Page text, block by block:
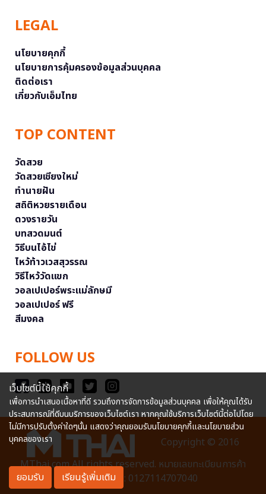
LEGAL
นโยบายคุกกี้
นโยบายการคุ้มครองข้อมูลส่วนบุคคล
ติดต่อเรา
เกี่ยวกับเอ็มไทย
TOP CONTENT
วัดสวย
วัดสวยเชียงใหม่
ทำนายฝัน
สถิติหวยรายเดือน
ดวงรายวัน
บทสวดมนต์
วิธีบนไอ้ไข่
ไหว้ท้าวเวสสุวรรณ
วิธีไหว้วัดแขก
วอลเปเปอร์พระแม่ลักษมี
วอลเปเปอร์ ฟรี
สีมงคล
FOLLOW US
Copyright © 2016
MThai.com All rights reserved. หมายเลขทะเบียนการค้า
อิเล็กทรอนิกส์ : 0127114707040
เว็บไซต์นี้ใช้คุกกี้
เพื่อการนำเสนอเนื้อหาที่ดี รวมถึงการจัดการข้อมูลส่วนบุคคล เพื่อให้คุณได้รับ
ประสบการณ์ที่ดีบนบริการของเว็บไซต์เรา หากคุณใช้บริการเว็บไซต์นี้ต่อไปโดย
ไม่มีการปรับตั้งค่าใดๆนั้น แสดงว่าคุณยอมรับนโยบายคุกกี้และนโยบายส่วน
บุคคลของเรา
ยอมรับ เรียนรู้เพิ่มเติม